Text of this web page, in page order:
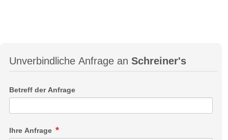
Unverbindliche Anfrage an Schreiner's
Betreff der Anfrage
Ihre Anfrage